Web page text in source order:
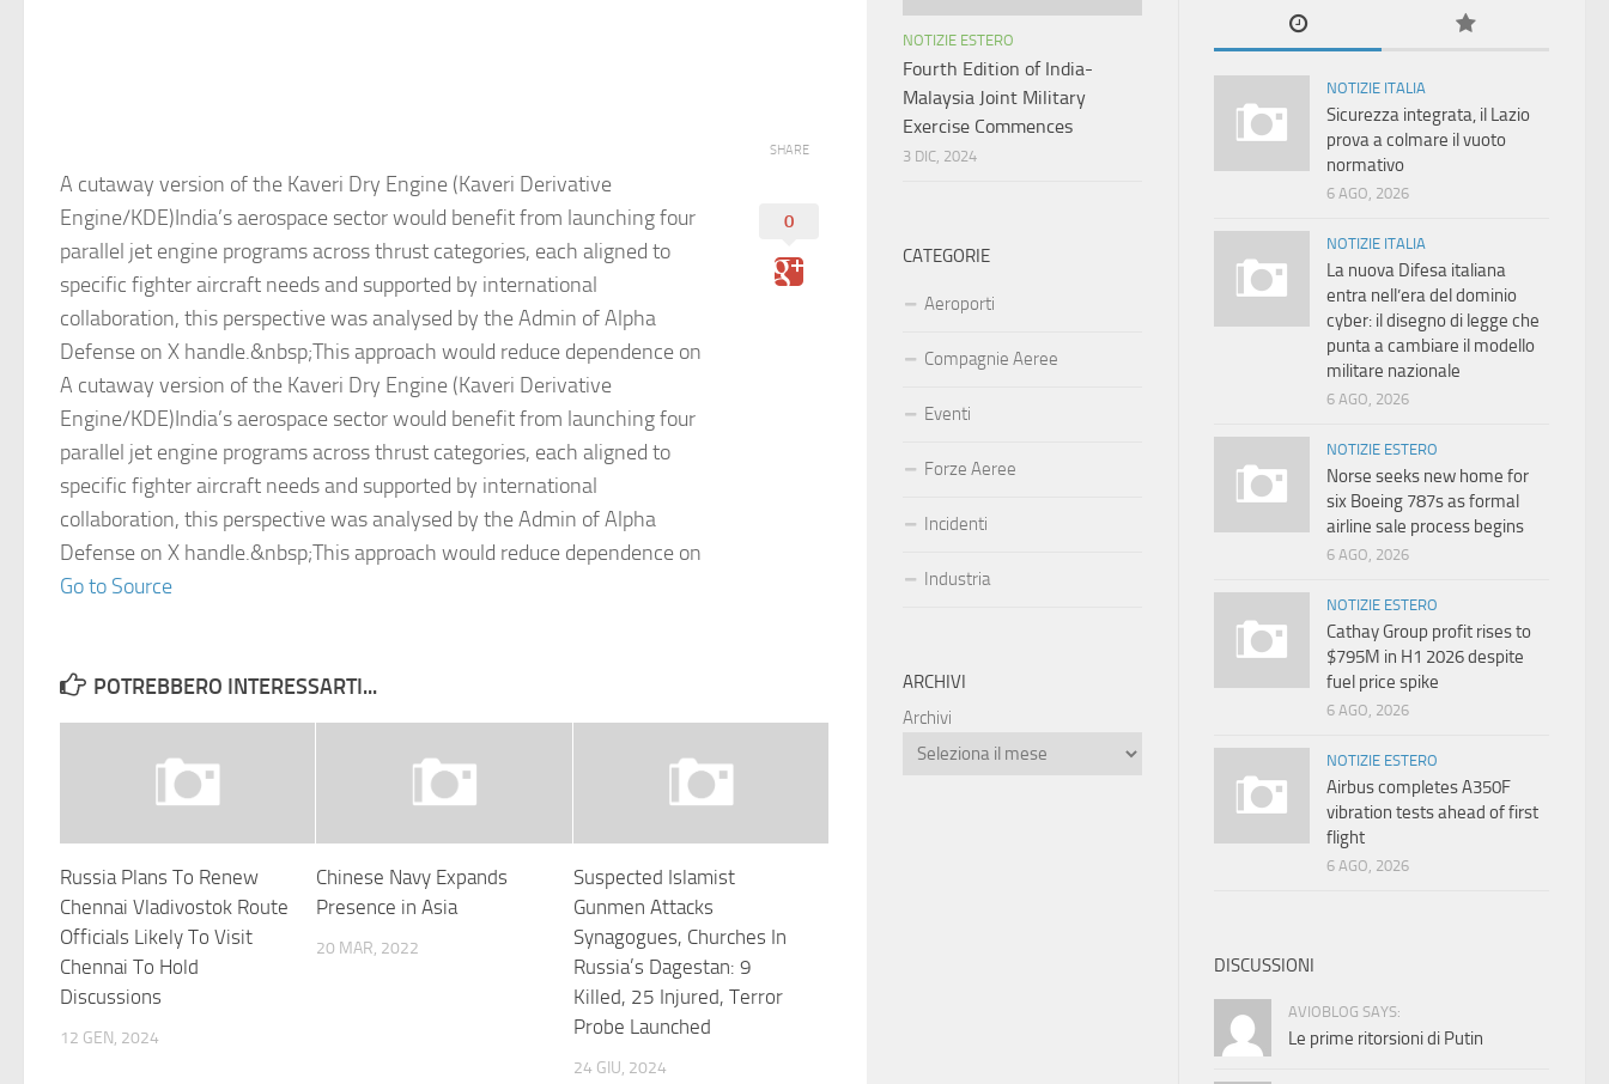
A cutaway version of the Kaveri Dry Engine (Kaveri Derivative
Engine/KDE)India’s aerospace sector would benefit from launching four
parallel jet engine programs across thrust categories, each aligned to
specific fighter aircraft needs and supported by international
collaboration, this perspective was analysed by the Admin of Alpha
Defense on X handle.&nbsp;This approach would reduce dependence on
A cutaway version of the Kaveri Dry Engine (Kaveri Derivative
Engine/KDE)India’s aerospace sector would benefit from launching four
parallel jet engine programs across thrust categories, each aligned to
specific fighter aircraft needs and supported by international
collaboration, this perspective was analysed by the Admin of Alpha
Defense on X handle.&nbsp;This approach would reduce dependence on
Go to Source
SHARE
0
POTREBBERO INTERESSARTI...
Russia Plans To Renew
Chennai Vladivostok Route
Officials Likely To Visit
Chennai To Hold
Discussions
12 GEN, 2024
Chinese Navy Expands
Presence in Asia
20 MAR, 2022
Suspected Islamist
Gunmen Attacks
Synagogues, Churches In
Russia’s Dagestan: 9
Killed, 25 Injured, Terror
Probe Launched
24 GIU, 2024
NOTIZIE ITALIA
Sicurezza integrata, il Lazio
prova a colmare il vuoto
normativo
6 AGO, 2026
NOTIZIE ITALIA
La nuova Difesa italiana
entra nell’era del dominio
cyber: il disegno di legge che
punta a cambiare il modello
militare nazionale
6 AGO, 2026
NOTIZIE ESTERO
Norse seeks new home for
six Boeing 787s as formal
airline sale process begins
6 AGO, 2026
NOTIZIE ESTERO
Cathay Group profit rises to
$795M in H1 2026 despite
fuel price spike
6 AGO, 2026
NOTIZIE ESTERO
Airbus completes A350F
vibration tests ahead of first
flight
6 AGO, 2026
DISCUSSIONI
AVIOBLOG SAYS:
Le prime ritorsioni di Putin
NOTIZIE ESTERO
Fourth Edition of India-
Malaysia Joint Military
Exercise Commences
3 DIC, 2024
CATEGORIE
Aeroporti
Compagnie Aeree
Eventi
Forze Aeree
Incidenti
Industria
ARCHIVI
Archivi